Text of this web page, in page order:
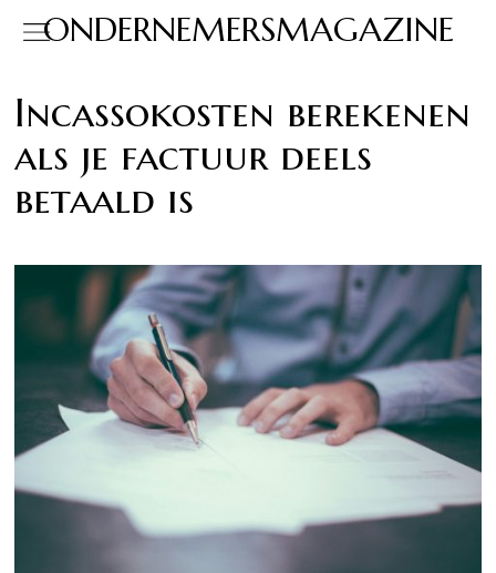
ONDERNEMERSMAGAZINE
Incassokosten berekenen
als je factuur deels
betaald is